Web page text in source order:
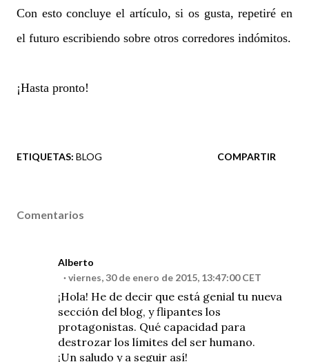
Con esto concluye el artículo, si os gusta, repetiré en
el futuro escribiendo sobre otros corredores indómitos.
¡Hasta pronto!
ETIQUETAS: BLOG COMPARTIR
Comentarios
Alberto
viernes, 30 de enero de 2015, 13:47:00 CET
¡Hola! He de decir que está genial tu nueva
sección del blog, y flipantes los
protagonistas. Qué capacidad para
destrozar los límites del ser humano.
¡Un saludo y a seguir así!